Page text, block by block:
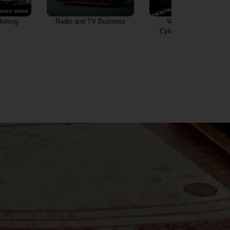
Radio and TV Business
WEB Hosting and
Cybersecurity Aspects